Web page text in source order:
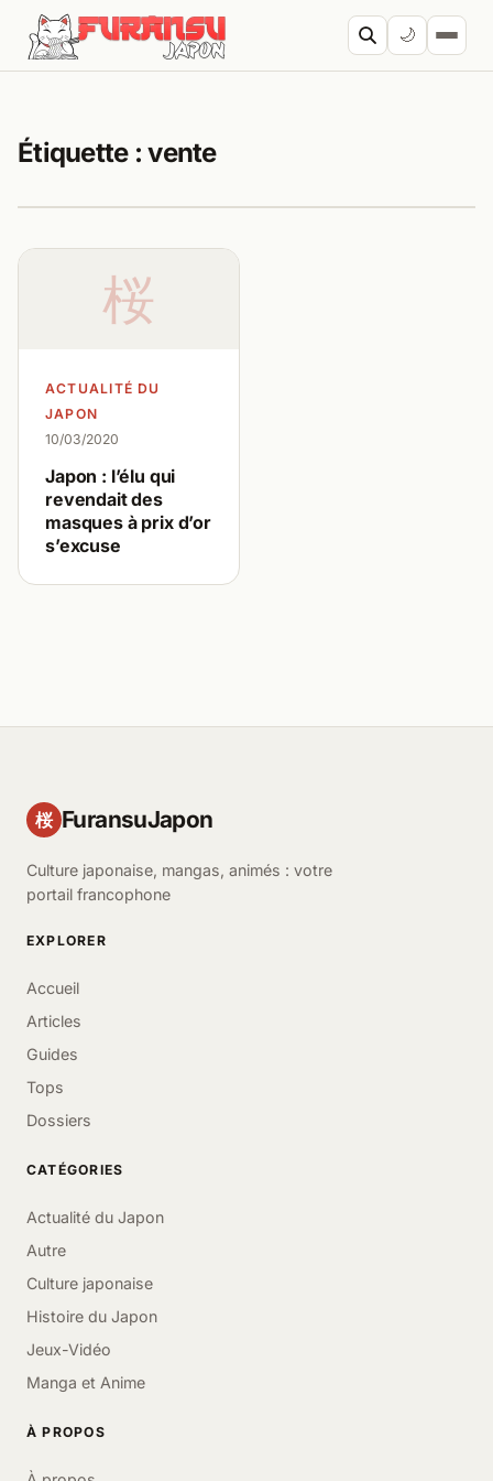
Aller au contenu
🌙
Étiquette :vente
桜
ACTUALITÉ DU
JAPON
10/03/2020
Japon : l’élu qui
revendait des
masques à prix d’or
s’excuse
桜 FuransuJapon
Culture japonaise, mangas, animés : votre
portail francophone
EXPLORER
Accueil
Articles
Guides
Tops
Dossiers
CATÉGORIES
Actualité du Japon
Autre
Culture japonaise
Histoire du Japon
Jeux-Vidéo
Manga et Anime
À PROPOS